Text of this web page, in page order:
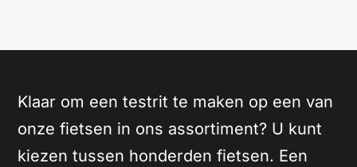
Klaar om een testrit te maken op een van
onze fietsen in ons assortiment? U kunt
kiezen tussen honderden fietsen. Een